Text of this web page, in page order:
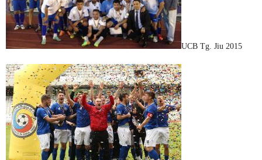
UCB Tg. Jiu 2015